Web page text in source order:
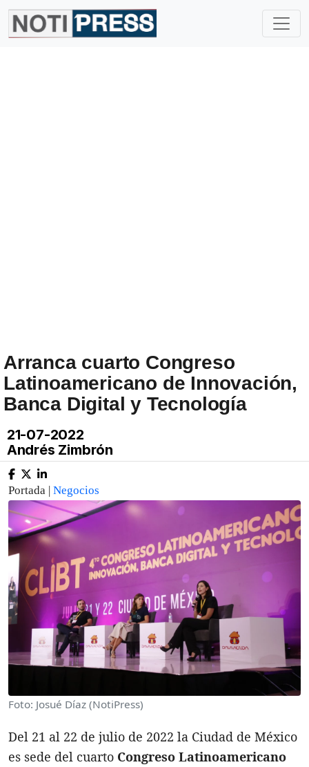
Arranca cuarto Congreso
Latinoamericano de Innovación,
Banca Digital y Tecnología
21-07-2022
Andrés Zimbrón
Portada | Negocios
Foto: Josué Díaz (NotiPress)
Del 21 al 22 de julio de 2022 la Ciudad de México
es sede del cuarto Congreso Latinoamericano